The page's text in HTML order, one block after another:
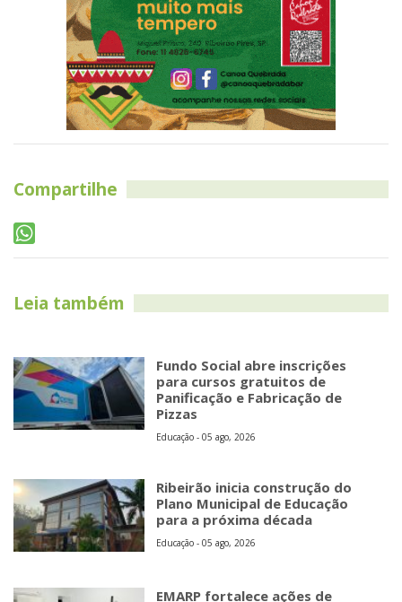
Compartilhe
Leia também
Fundo Social abre inscrições
para cursos gratuitos de
Panificação e Fabricação de
Pizzas
Educação - 05 ago, 2026
Ribeirão inicia construção do
Plano Municipal de Educação
para a próxima década
Educação - 05 ago, 2026
EMARP fortalece ações de